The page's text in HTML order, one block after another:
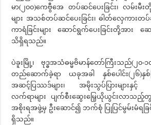
မာ(၂၀၀)ကေဗွီအေ တပ်ဆင်ပေးခြင်း၊ လမ်းမီး
များ အသစ်တပ်ဆင်ပေးခြင်း၊ ဓါတ်လှေကားတပ်ဆ
ကာရံခြင်းများ ဆောင်ရွက်ပေးခြင်းတို့အား ဆေ
သိရှိရသည်။
ပဲခူးမြို့၊ ဗုဒ္ဓအသံဓမ္မဗိမာန်တော်ကြီးသည်(၂၀
တည်ဆောက်ခဲ့ရာ ယခုအခါ နှစ်ပေါင်း(၂၆)နှစ်က
အဆင့်ပြဿဒ်များ၊ အမိုးသွပ်ပြားများနှင့် မ
လက်ရာများ ပျက်စီးဆွေးမြေ့ယိုယွင်းလာသည့်
အစိုးရအဖွဲ့မှ ဦးဆောင်၍ ဘက်စုံ ပြုပြင်မွမ်းမံရခြ
ရှိသည်။